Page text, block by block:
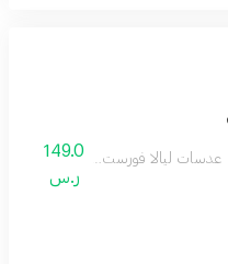
عدسات ليالا فورست جرين بلون سادة عبوة من
149.0
ر.س